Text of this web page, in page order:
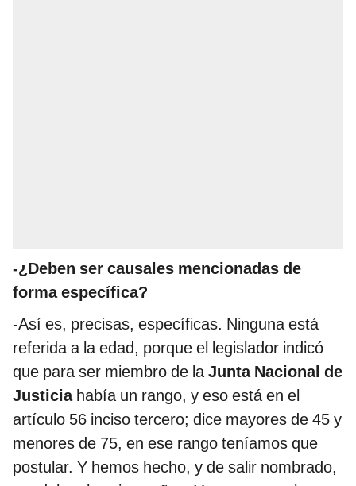
-¿Deben ser causales mencionadas de
forma específica?
-Así es, precisas, específicas. Ninguna está
referida a la edad, porque el legislador indicó
que para ser miembro de laJunta Nacional de
Justiciahabía un rango, y eso está en el
artículo 56 inciso tercero; dice mayores de 45 y
menores de 75, en ese rango teníamos que
postular. Y hemos hecho, y de salir nombrado,